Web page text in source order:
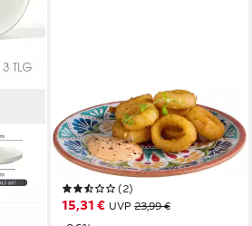
APS
Teller Arabesque, Terrakotta-
Optik, spülmaschinengeeignet,
Ø 26,5 cm
(2)
15,31 € UVP 23,99 €